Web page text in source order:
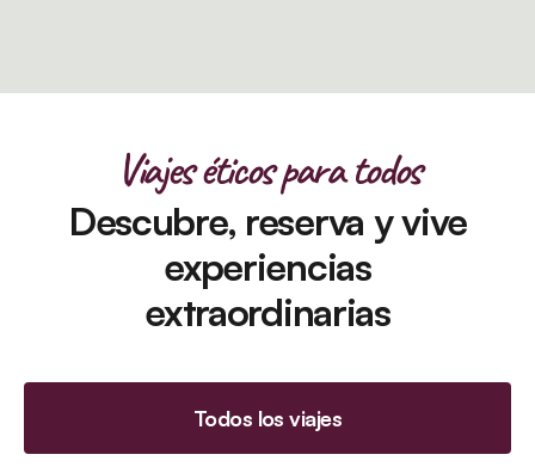
Viajes éticos para todos
Descubre, reserva y vive
experiencias
extraordinarias
Todos los viajes